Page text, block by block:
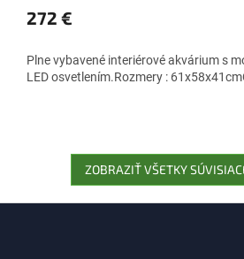
272 €
Plne vybavené interiérové akvárium s
LED osvetlením.Rozmery :
ZOBRAZIŤ VŠETKY